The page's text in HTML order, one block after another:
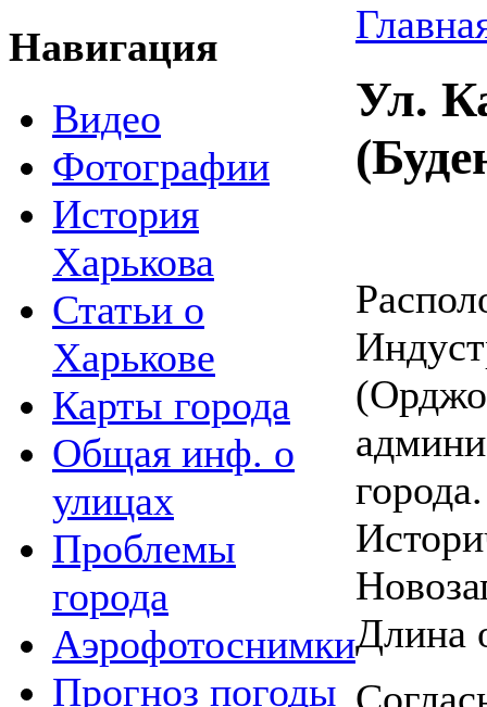
Навигация
Видео
Фотографии
История
Харькова
Статьи о
Харькове
Карты города
Общая инф. о
улицах
Проблемы
города
Аэрофотоснимки
Прогноз погоды
Ул.
города.
Длина